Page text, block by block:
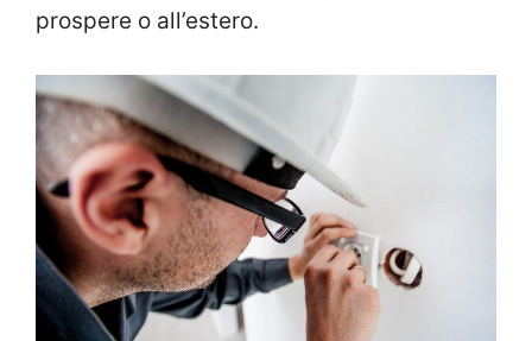
prospere o all’estero.